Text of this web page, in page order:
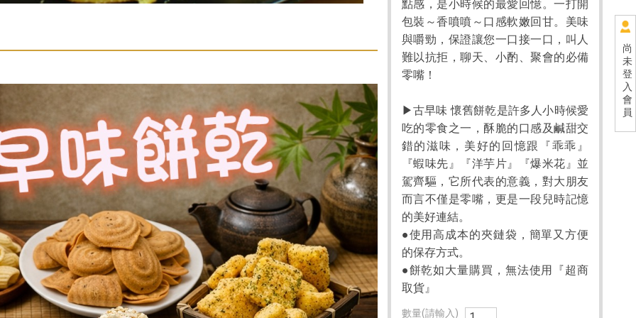
尚
未
登
入
會
員
點感，是小時候的最愛回憶。一打開
包裝～香噴噴～口感軟嫩回甘。美味
與嚼勁，保證讓您一口接一口，叫人
難以抗拒，聊天、小酌、聚會的必備
零嘴！
▶古早味 懷舊餅乾是許多人小時候愛
吃的零食之一，酥脆的口感及鹹甜交
錯的滋味，美好的回憶跟『乖乖』
『蝦味先』『洋芋片』『爆米花』並
駕齊驅，它所代表的意義，對大朋友
而言不僅是零嘴，更是一段兒時記憶
的美好連結。
●使用高成本的夾鏈袋，簡單又方便
的保存方式。
●餅乾如大量購買，無法使用『超商
取貨』
數量(請輸入)